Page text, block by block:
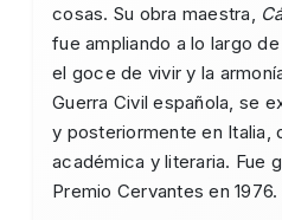
cosas. Su obra maestra,
fue ampliando a lo largo
el goce de vivir y la
Guerra Civil española, se
y posteriormente en Italia,
académica y literaria. Fue
Premio Cervantes en 1976.